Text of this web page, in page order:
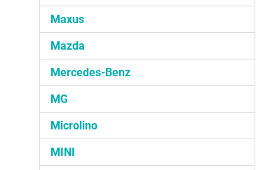
Maxus
Mazda
Mercedes-Benz
MG
Microlino
MINI